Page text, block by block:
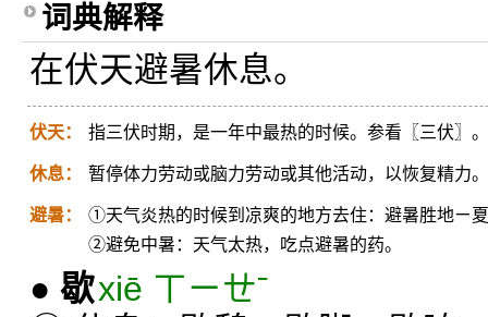
词典解释
在伏天避暑休息。
伏天： 指三伏时期，是一年中最热的时候。参看〖三伏〗。
休息： 暂停体力劳动或脑力劳动或其他活动，以恢复精力。
避暑：
①天气炎热的时候到凉爽的地方去住：避暑胜地ㄧ
②避免中暑：天气太热，吃点避暑的药。
● 歇xiē ㄒㄧㄝˉ